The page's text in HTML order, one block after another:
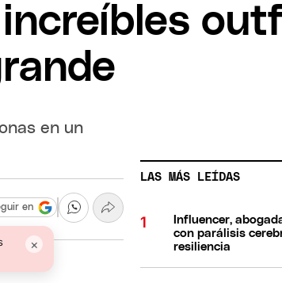
en un
×
en
LAS MÁS LEÍDAS
Influencer,
con parálisis
resiliencia